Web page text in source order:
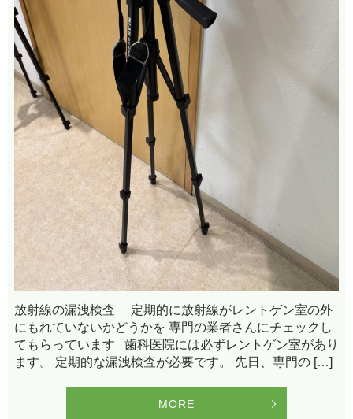
放射線の漏洩検査 定期的に放射線がレントゲン室の外
にもれていないかどうかを 専門の業者さんにチェックし
てもらっています 歯科医院には必ずレントゲン室があり
ます。 定期的な漏洩検査が必要です。 先日、専門の […]
MORE